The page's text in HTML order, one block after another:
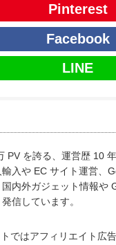
Pinterest
Facebook
LINE
PV を誇る、運営歴 10
入や EC サイト運営、
内外ガジェット情報や
信しています。
ではアフィリエイト広